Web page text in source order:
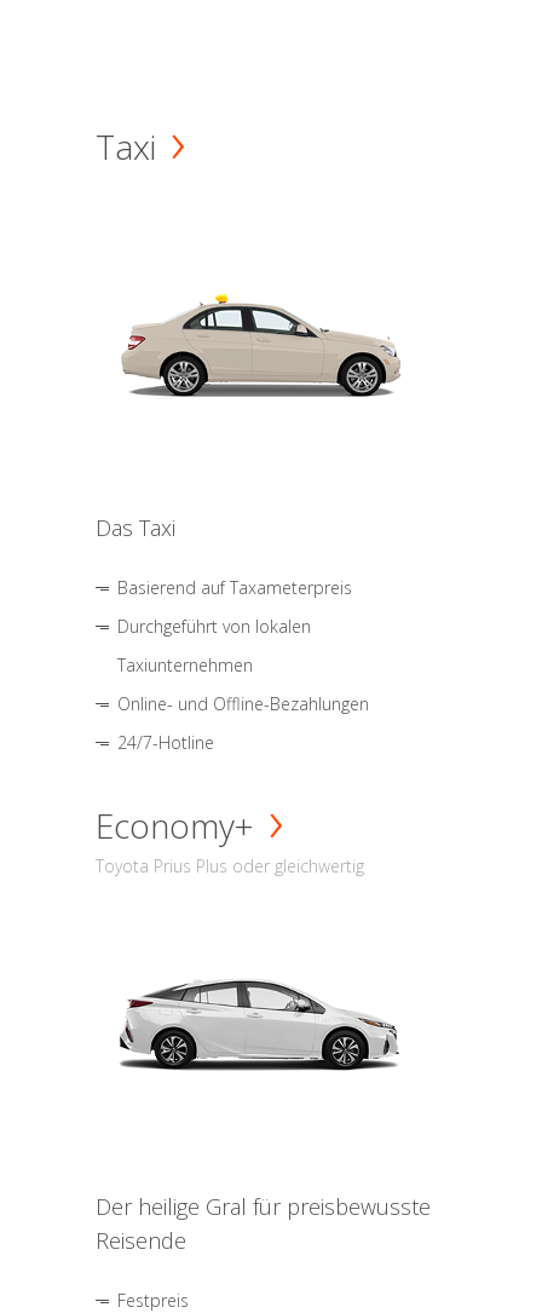
Taxi
Das Taxi
Basierend auf Taxameterpreis
Durchgeführt von lokalen
Taxiunternehmen
Online- und Offline-Bezahlungen
24/7-Hotline
Economy+
Toyota Prius Plus oder gleichwertig
Der heilige Gral für preisbewusste
Reisende
Festpreis